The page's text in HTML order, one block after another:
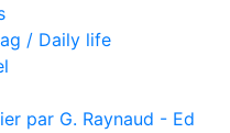
/ Daily life
par G. Raynaud - Ed